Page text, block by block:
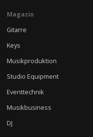
Magazin
Gitarre
Keys
Musikproduktion
Studio Equipment
Eventtechnik
Musikbusiness
DJ